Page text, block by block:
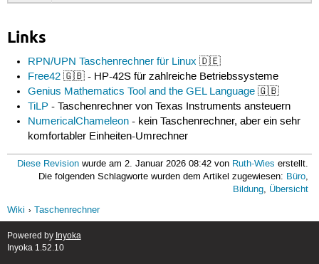
Links
RPN/UPN Taschenrechner für Linux 🇩🇪
Free42 🇬🇧 - HP-42S für zahlreiche Betriebssysteme
Genius Mathematics Tool and the GEL Language 🇬🇧
TiLP - Taschenrechner von Texas Instruments ansteuern
NumericalChameleon - kein Taschenrechner, aber ein sehr
komfortabler Einheiten-Umrechner
Diese Revision wurde am 2. Januar 2026 08:42 von Ruth-Wies erstellt.
Die folgenden Schlagworte wurden dem Artikel zugewiesen: Büro,
Bildung, Übersicht
Wiki
Taschenrechner
Powered by Inyoka
Inyoka 1.52.10